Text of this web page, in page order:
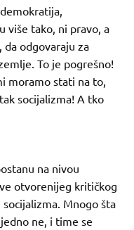
više tako, ni pravo, a
da odgovaraju za
To je pogrešno!
moramo stati na to,
socijalizma! A tko
na nivou
otvorenijeg kritičkog
Mnogo šta
ne, i time se